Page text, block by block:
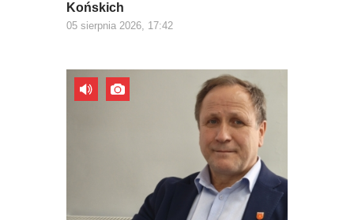
Końskich
05 sierpnia 2026, 17:42